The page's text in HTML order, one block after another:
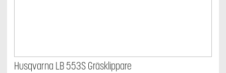
Husqvarna LB 553S Gräsklippare